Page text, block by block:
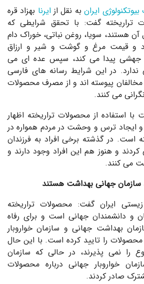
ایرانبه نقل ازایرنا بهزاد قره
تراریخته گفت: با تحقق شرایطی که
آن هستند، سویا، روغن نباتی، خوراک دام
و قیمت مرغ و گوشت و شیر و ارزاق
جهشی پیدا می کند، سپس عده ای می
ندارد. در این شرایط رسانه های فارسی
مخالفان پیوسته اند و از مصرف محصولات
می کنند.
استفاده از محصولات تراریخته اظهار
ایجاد ترس و وحشت در مردم همواره در
است. در گذشته برخی افراد به فرزندان
و هنوز هم این افراد وجود دارند و
می کنند.
سازمان جهانی بهداشت هستند
ایران گفت: محصولات تراریخته
دانشمندان جهانی است و برای رفاه
بهداشت جهانی و سازمان خواروبار
را تایید کرده است. با این حال
را نمی پذیرند، در حالی که سازمان
خواروبار جهانی درباره محصولات
صادر کردند.